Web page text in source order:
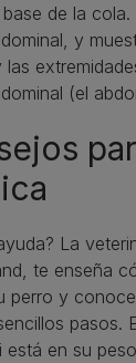
de la
y
las
(el
La
te enseña
perro y
pasos.
está en su